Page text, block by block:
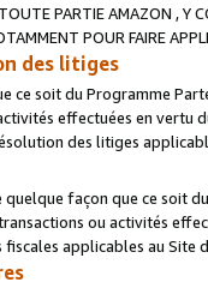
PARTIE AMAZON , Y
POUR FAIRE
des litiges
ce soit du Programme
effectuées en vertu
des litiges
façon que ce soit
ou activités
applicables au Site